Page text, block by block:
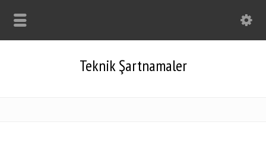
Teknik Şartnamaler